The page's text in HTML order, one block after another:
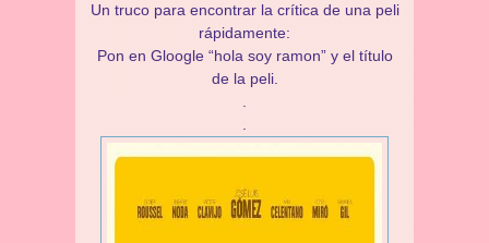
Un truco para encontrar la crítica de una peli
rápidamente:
Pon en Gloogle “hola soy ramon” y el título
de la peli.